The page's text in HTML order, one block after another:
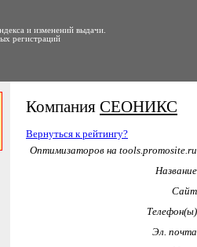
и изменений выдачи.
регистраций
Компания СЕОНИКС
Вернуться к рейтингу?
Оптимизаторов на tools.promosite.ru
Название
Сайт
Телефон(ы)
Эл. почта